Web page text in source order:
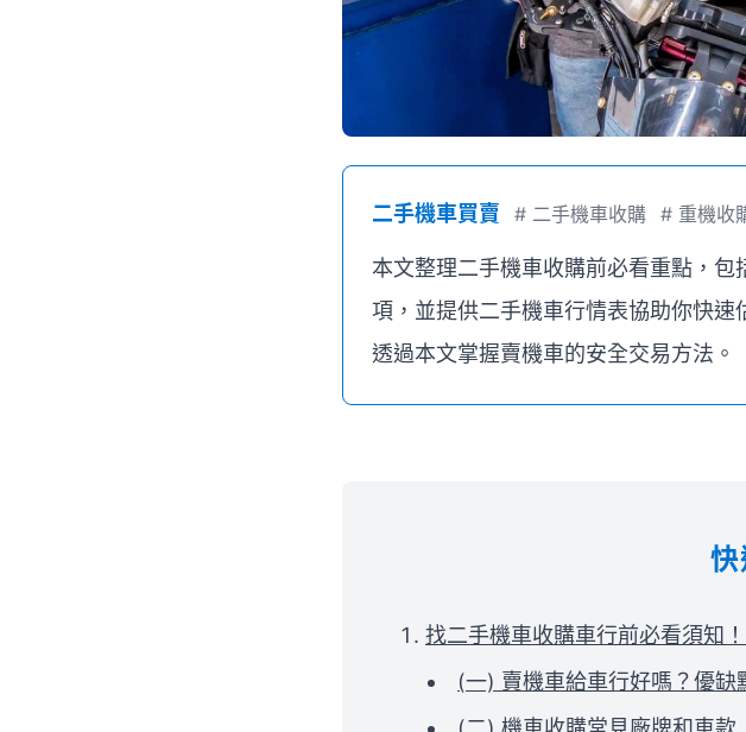
二手機車買賣 # 二手機車收購 # 重機收
本文整理二手機車收購前必看重點，
項，並提供二手機車行情表協助你快
透過本文掌握賣機車的安全交易方法。
找二手機車收購車行前必看須知！
(一) 賣機車給車行好嗎？優缺